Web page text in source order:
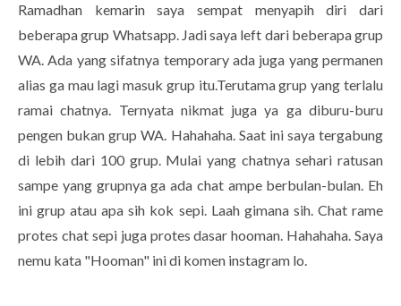
Ramadhan kemarin saya sempat menyapih diri dari
beberapa grup Whatsapp. Jadi saya left dari beberapa grup
WA. Ada yang sifatnya temporary ada juga yang permanen
alias ga mau lagi masuk grup itu.Terutama grup yang terlalu
ramai chatnya. Ternyata nikmat juga ya ga diburu-buru
pengen bukan grup WA. Hahahaha. Saat ini saya tergabung
di lebih dari 100 grup. Mulai yang chatnya sehari ratusan
sampe yang grupnya ga ada chat ampe berbulan-bulan. Eh
ini grup atau apa sih kok sepi. Laah gimana sih. Chat rame
protes chat sepi juga protes dasar hooman. Hahahaha. Saya
nemu kata "Hooman" ini di komen instagram lo.